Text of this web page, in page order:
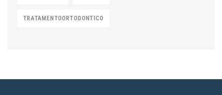
TRATAMENTOORTODONTICO